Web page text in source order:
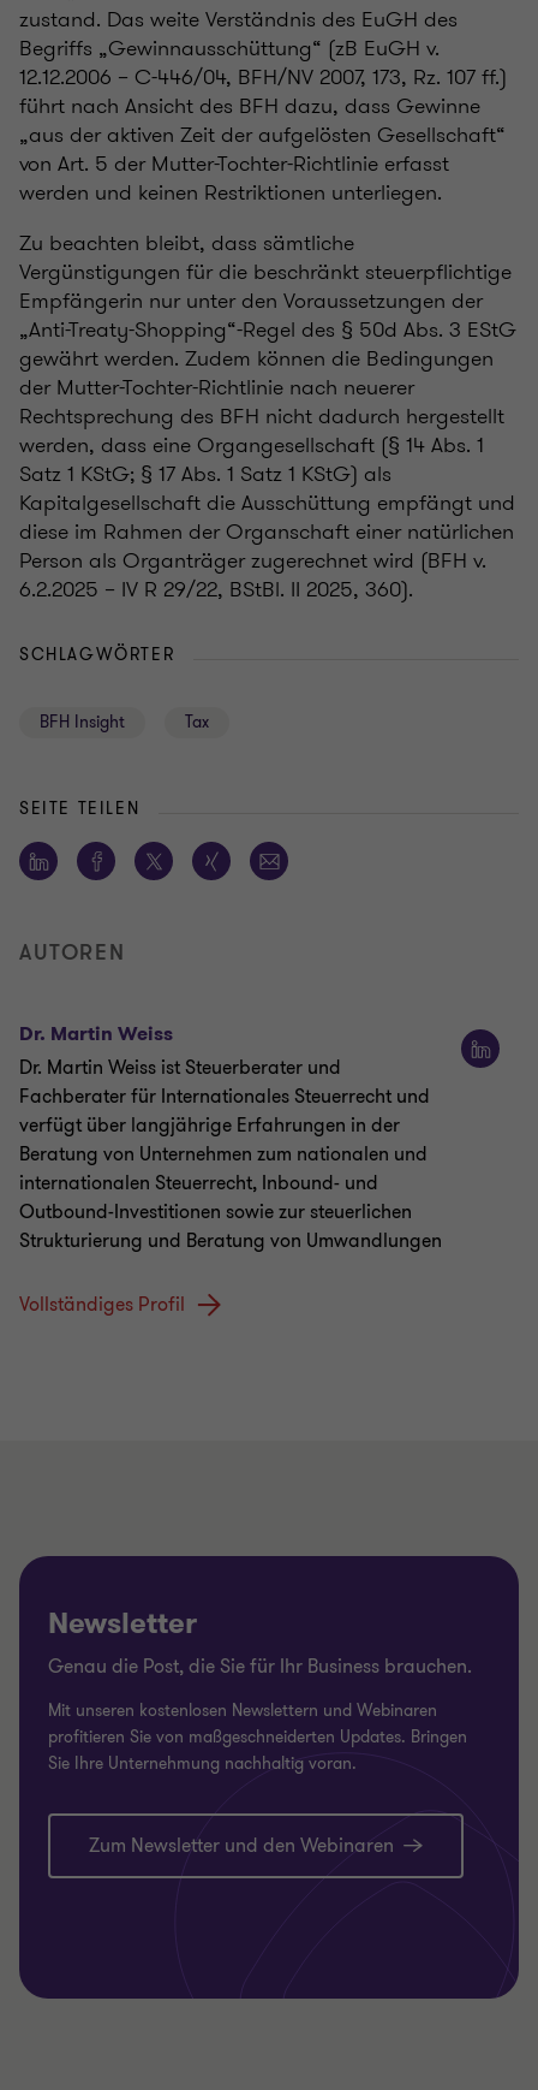
zustand. Das weite Verständnis des EuGH des
Begriffs „Gewinnausschüttung“ (zB EuGH v.
12.12.2006 – C-446/04, BFH/NV 2007, 173, Rz. 107 ff.)
führt nach Ansicht des BFH dazu, dass Gewinne
„aus der aktiven Zeit der aufgelösten Gesellschaft“
von Art. 5 der Mutter-Tochter-Richtlinie erfasst
werden und keinen Restriktionen unterliegen.
Zu beachten bleibt, dass sämtliche
Vergünstigungen für die beschränkt steuerpflichtige
Empfängerin nur unter den Voraussetzungen der
„Anti-Treaty-Shopping“-Regel des § 50d Abs. 3 EStG
gewährt werden. Zudem können die Bedingungen
der Mutter-Tochter-Richtlinie nach neuerer
Rechtsprechung des BFH nicht dadurch hergestellt
werden, dass eine Organgesellschaft (§ 14 Abs. 1
Satz 1 KStG; § 17 Abs. 1 Satz 1 KStG) als
Kapitalgesellschaft die Ausschüttung empfängt und
diese im Rahmen der Organschaft einer natürlichen
Person als Organträger zugerechnet wird (BFH v.
6.2.2025 – IV R 29/22, BStBl. II 2025, 360).
SCHLAGWÖRTER
BFH Insight Tax
SEITE TEILEN
AUTOREN
Dr. Martin Weiss
Dr. Martin Weiss ist Steuerberater und
Fachberater für Internationales Steuerrecht und
verfügt über langjährige Erfahrungen in der
Beratung von Unternehmen zum nationalen und
internationalen Steuerrecht, Inbound- und
Outbound-Investitionen sowie zur steuerlichen
Strukturierung und Beratung von Umwandlungen
Vollständiges Profil
Newsletter
Genau die Post, die Sie für Ihr Business brauchen.
Mit unseren kostenlosen Newslettern und Webinaren
profitieren Sie von maßgeschneiderten Updates. Bringen
Sie Ihre Unternehmung nachhaltig voran.
Zum Newsletter und den Webinaren